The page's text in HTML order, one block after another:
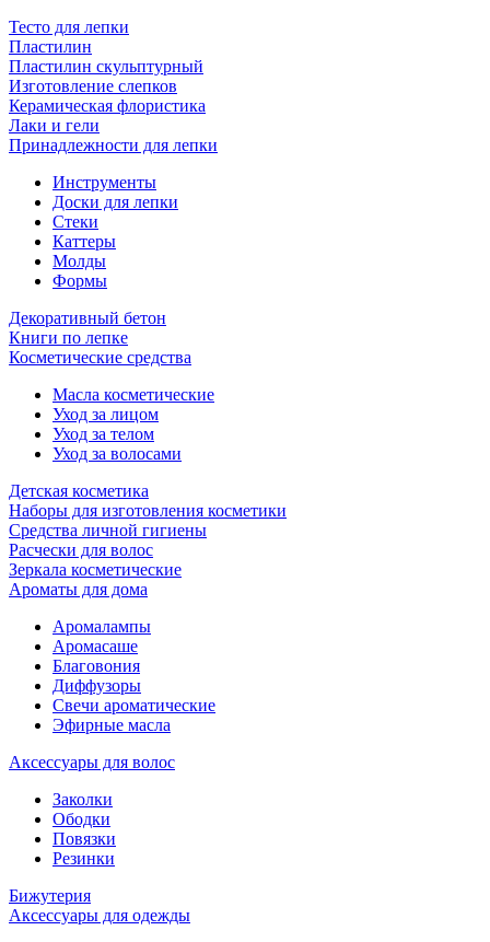
Тесто для лепки
Пластилин
Пластилин скульптурный
Изготовление слепков
Керамическая флористика
Лаки и гели
Принадлежности для лепки
Инструменты
Доски для лепки
Стеки
Каттеры
Молды
Формы
Декоративный бетон
Книги по лепке
Косметические средства
Масла косметические
Уход за лицом
Уход за телом
Уход за волосами
Детская косметика
Наборы для изготовления косметики
Средства личной гигиены
Расчески для волос
Зеркала косметические
Ароматы для дома
Аромалампы
Аромасаше
Благовония
Диффузоры
Свечи ароматические
Эфирные масла
Аксессуары для волос
Заколки
Ободки
Повязки
Резинки
Бижутерия
Аксессуары для одежды